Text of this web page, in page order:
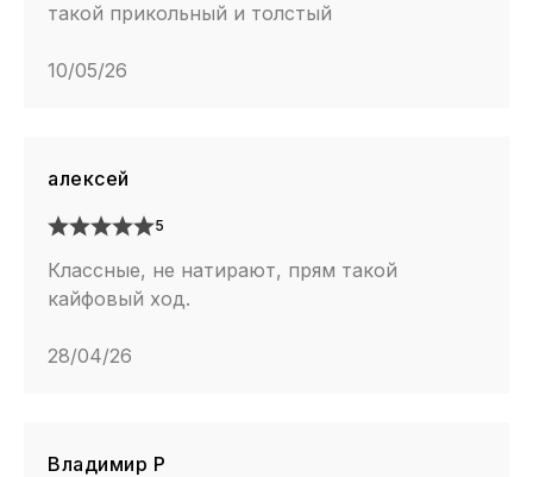
такой прикольный и толстый
10/05/26
алексей
5
Классные, не натирают, прям такой
кайфовый ход.
28/04/26
Владимир Р